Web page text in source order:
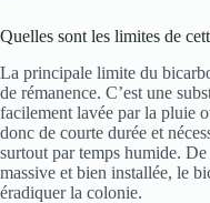
Quelles sont les limites de
La principale limite du
de rémanence. C’est une
facilement lavée par la pluie
donc de courte durée et
surtout par temps humide.
massive et bien installée, le
éradiquer la colonie.